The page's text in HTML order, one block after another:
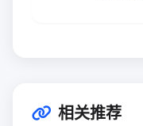
相关推荐